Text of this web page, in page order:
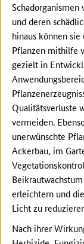
und deren
hinaus können
Pflanzen mithilfe
gezielt in
Qualitätsverluste
vermeiden.
unerwünschte
Ackerbau, im
erleichtern und
Licht zu
Nach ihrer